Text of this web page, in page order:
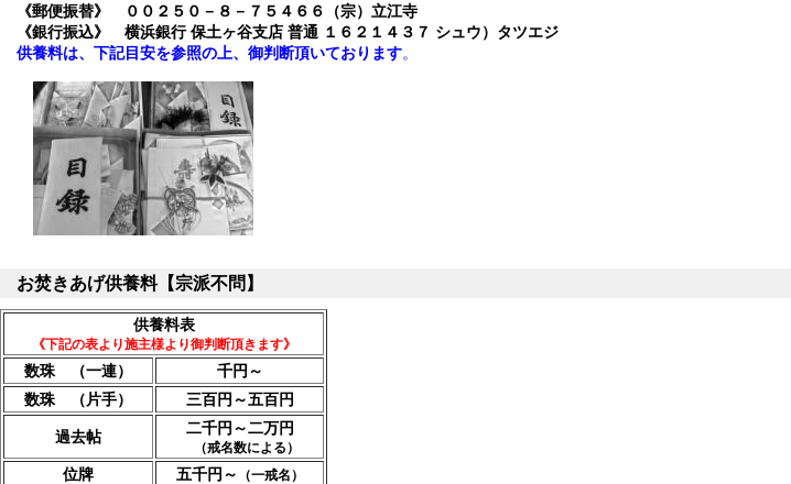
《郵便振替》 ００２５０－８－７５４６６（宗）立江寺
《銀行振込》 横浜銀行 保土ヶ谷支店 普通 １６２１４３７ シュウ）タツエジ
供養料は、下記目安を参照の上、御判断頂いております。
お焚きあげ供養料【宗派不問】
供養料表
《下記の表より施主様より御判断頂きます》
数珠 （一連）
千円～
数珠 （片手） 三百円～五百円
過去帖 二千円～二万円
（戒名数による）
位牌 五千円～ （一戒名）